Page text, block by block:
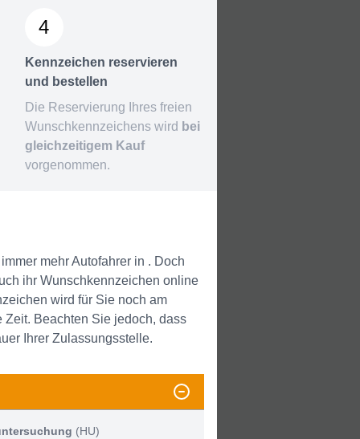
4
Kennzeichen reservieren
und bestellen
Die Reservierung Ihres freien
Wunschkennzeichens wird bei
gleichzeitigem Kauf
vorgenommen.
mehr Autofahrer in . Doch
ihr Wunschkennzeichen online
wird für Sie noch am
Beachten Sie jedoch, dass
Ihrer Zulassungsstelle.
(HU)